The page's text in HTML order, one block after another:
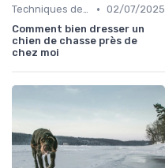
Techniques de base • 02/07/2025
Comment bien dresser un
chien de chasse près de
chez moi